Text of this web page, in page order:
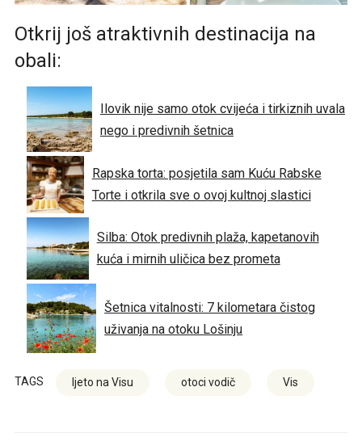
Otkrij još atraktivnih destinacija na
obali:
Ilovik nije samo otok cvijeća i tirkiznih uvala
nego i predivnih šetnica
Rapska torta: posjetila sam Kuću Rabske
Torte i otkrila sve o ovoj kultnoj slastici
Silba: Otok predivnih plaža, kapetanovih
kuća i mirnih uličica bez prometa
Šetnica vitalnosti: 7 kilometara čistog
uživanja na otoku Lošinju
TAGS ljeto na Visu otoci vodič Vis